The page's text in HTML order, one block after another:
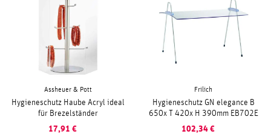
Assheuer & Pott
Hygieneschutz Haube Acryl ideal
für Brezelständer
17,91 €
Frilich
Hygieneschutz GN elegance B
650x T 420x H 390mm EB702E
102,34 €